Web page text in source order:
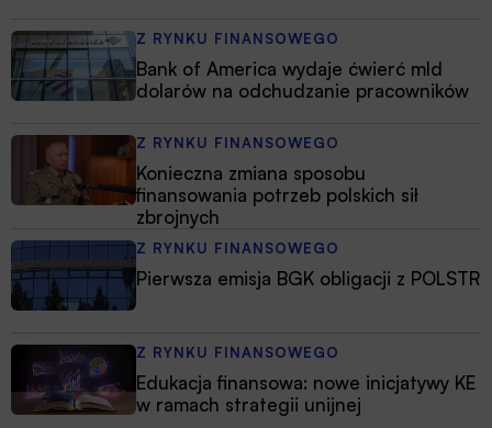
Z RYNKU FINANSOWEGO
Bank of America wydaje ćwierć mld
dolarów na odchudzanie pracowników
Z RYNKU FINANSOWEGO
Konieczna zmiana sposobu
finansowania potrzeb polskich sił
zbrojnych
Z RYNKU FINANSOWEGO
Pierwsza emisja BGK obligacji z POLSTR
Z RYNKU FINANSOWEGO
Edukacja finansowa: nowe inicjatywy KE
w ramach strategii unijnej